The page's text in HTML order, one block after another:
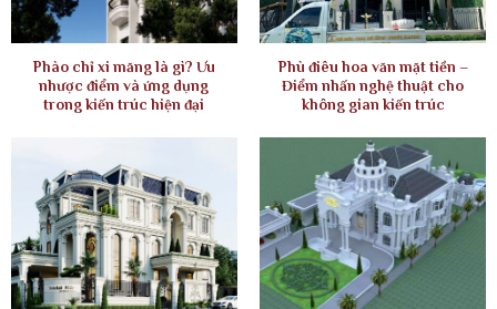
Phào chỉ xi măng là gì? Ưu
nhược điểm và ứng dụng
trong kiến trúc hiện đại
Phù điêu hoa văn mặt tiền –
Điểm nhấn nghệ thuật cho
không gian kiến trúc